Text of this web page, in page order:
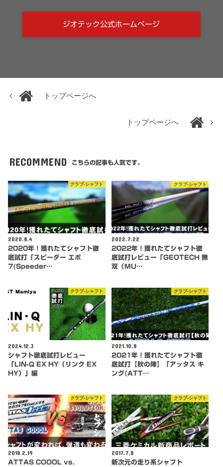
ジオテック公式ホームページ
トップページへ
トップページへ
RECOMMEND こちらの記事も人気です。
クラブ-シャフト
2020.8.4
2020年！獲れたてシャフト徹
底試打「スピーダー エボ
7(Speeder…
クラブ-シャフト
2022.7.22
2022年！獲れたてシャフト徹
底試打レビュー「GEOTECH 無
双（MU…
クラブ-シャフト
2024.12.3
シャフト徹底試打レビュー
「LIN-Q EX HY（リンク EX
HY）」編
クラブ-シャフト
2021.10.8
2021年！獲れたてシャフト徹
底試打【秋の陣】「アッタス キ
ング(ATT…
クラブ-シャフト
2018.2.19
ATTAS COOOL vs.
クラブ-シャフト
2017.7.8
新次元の走り系シャフト